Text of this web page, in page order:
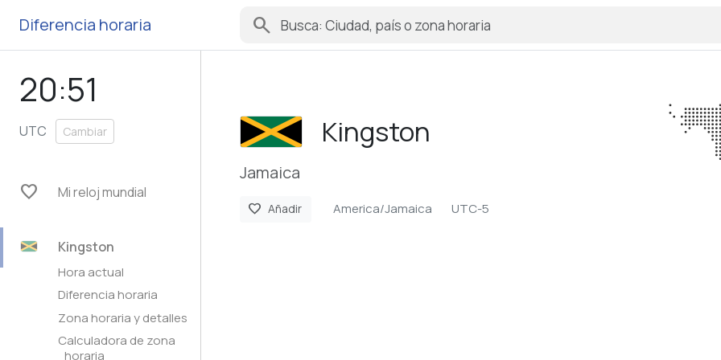
Diferencia horaria search
20:51
UTC Cambiar
favorite Mi reloj mundial
Kingston
Hora actual
Diferencia horaria
Zona horaria y detalles
Calculadora de zona
horaria
Kingston
Jamaica
favorite Añadir America/Jamaica UTC-5